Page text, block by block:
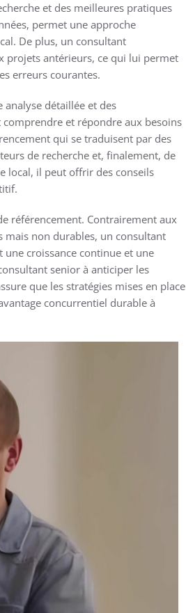
et des meilleures pratiques
permet une approche
De plus, un consultant
projets antérieurs, ce qui lui permet
erreurs courantes.
détaillée et des
et répondre aux besoins
qui se traduisent par des
de recherche et, finalement, de
local, il peut offrir des conseils
référencement. Contrairement aux
mais non durables, un consultant
croissance continue et une
senior à anticiper les
que les stratégies mises en place
concurrentiel durable à